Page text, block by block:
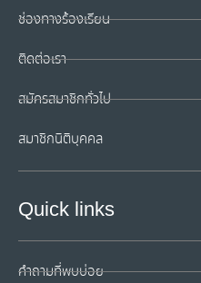
ช่องทางร้องเรียน
ติดต่อเรา
สมัครสมาชิกทั่วไป
สมาชิกนิติบุคคล
Quick links
คำถามที่พบบ่อย